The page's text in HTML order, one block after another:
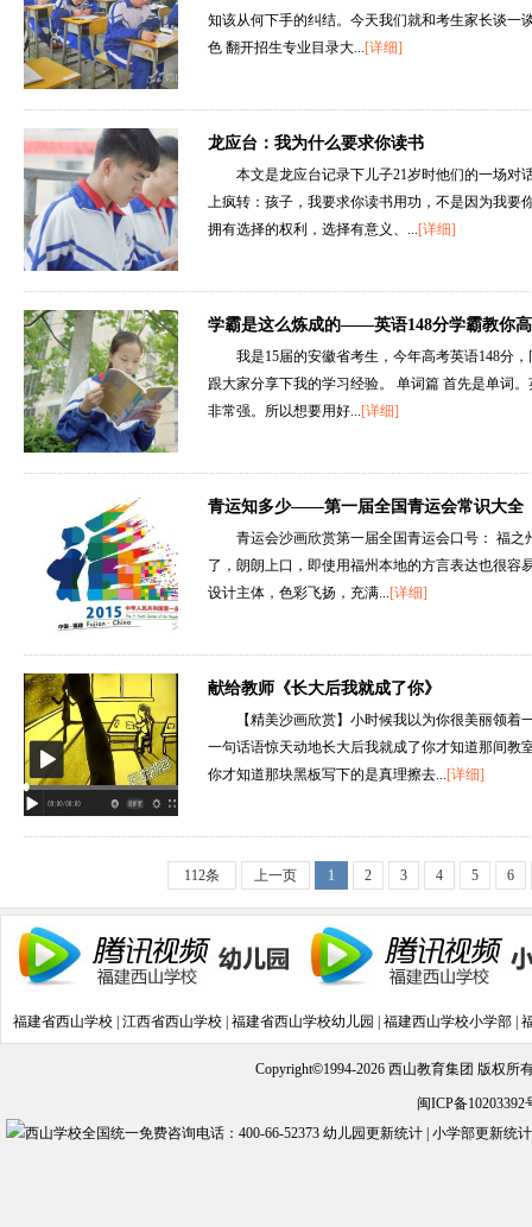
知该从何下手的纠结。今天我们就和考生家长谈一
色 翻开招生专业目录大...[详细]
龙应台：我为什么要求你读书
本文是龙应台记录下儿子21岁时他们的一场对
上疯转：孩子，我要求你读书用功，不是因为我要
拥有选择的权利，选择有意义、...[详细]
学霸是这么炼成的——英语148分学霸教你
我是15届的安徽省考生，今年高考英语148分
跟大家分享下我的学习经验。 单词篇 首先是单词
非常强。所以想要用好...[详细]
青运知多少——第一届全国青运会常识大全
青运会沙画欣赏第一届全国青运会口号： 福
了，朗朗上口，即使用福州本地的方言表达也很容
设计主体，色彩飞扬，充满...[详细]
献给教师《长大后我就成了你》
【精美沙画欣赏】小时候我以为你很美丽领
一句话语惊天动地长大后我就成了你才知道那间教
你才知道那块黑板写下的是真理擦去...[详细]
112条 上一页 1 2 3 4 5 6
福建省西山学校 江西省西山学校 福建省西山学校幼儿园 福建西山学校小学部
Copyright©1994-2026 西山教育集团 版权所
闽ICP备10203392
幼儿园更新统计| 小学部更新统计